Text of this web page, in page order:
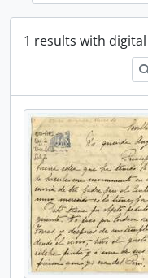
1 results with